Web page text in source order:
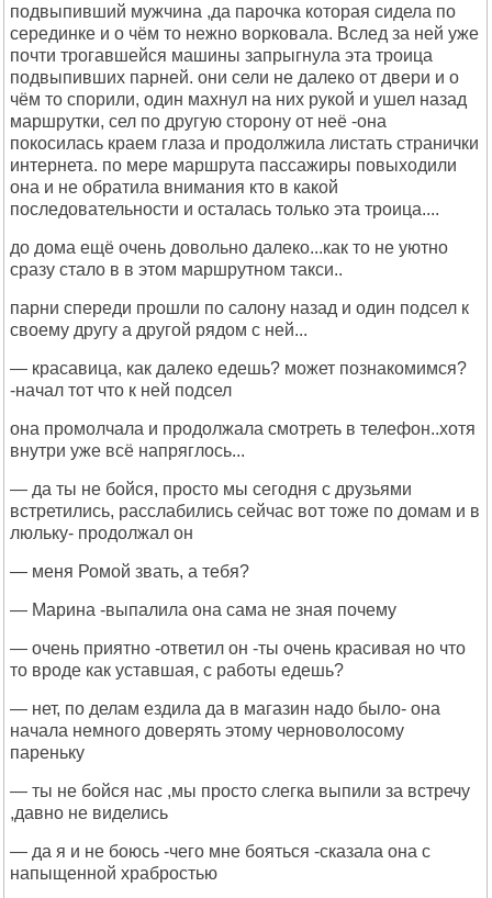
подвыпивший мужчина ,да парочка которая сидела по
серединке и о чём то нежно ворковала. Вслед за ней уже
почти трогавшейся машины запрыгнула эта троица
подвыпивших парней. они сели не далеко от двери и о
чём то спорили, один махнул на них рукой и ушел назад
маршрутки, сел по другую сторону от неё -она
покосилась краем глаза и продолжила листать странички
интернета. по мере маршрута пассажиры повыходили
она и не обратила внимания кто в какой
последовательности и осталась только эта троица....
до дома ещё очень довольно далеко...как то не уютно
сразу стало в в этом маршрутном такси..
парни спереди прошли по салону назад и один подсел к
своему другу а другой рядом с ней...
— красавица, как далеко едешь? может познакомимся?
-начал тот что к ней подсел
она промолчала и продолжала смотреть в телефон..хотя
внутри уже всё напряглось...
— да ты не бойся, просто мы сегодня с друзьями
встретились, расслабились сейчас вот тоже по домам и в
люльку- продолжал он
— меня Ромой звать, а тебя?
— Марина -выпалила она сама не зная почему
— очень приятно -ответил он -ты очень красивая но что
то вроде как уставшая, с работы едешь?
— нет, по делам ездила да в магазин надо было- она
начала немного доверять этому черноволосому
пареньку
— ты не бойся нас ,мы просто слегка выпили за встречу
,давно не виделись
— да я и не боюсь -чего мне бояться -сказала она с
напыщенной храбростью